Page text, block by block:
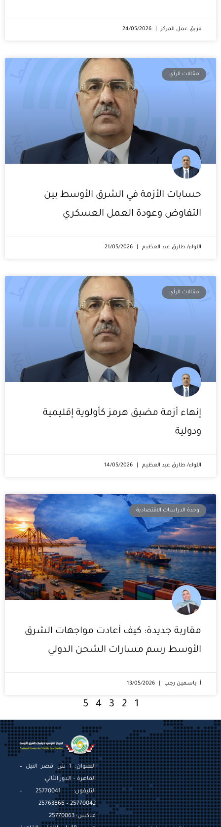
فريق عمل المركز
مقالات الرأي
حسابات الأزمة في الشرق الأوسط بين
التفاوض وعودة العمل العسكري
اللواء/ طارق عبد العظيم
مقالات الرأي
إنهاء أزمة مضيق هرمز كأولوية إقليمية
ودولية
اللواء/ طارق عبد العظيم
وحدة الدراسات الاقتصادية
مقاربة جديدة: كيف أعادت مواجهات الشرق
الأوسط رسم مسارات الشحن الدولي
أ. ياسمين رجب
1
2
3
4
5
العنوان: 1 ش قصر النيل –
القاهرة – الدور الثاني.
التليفون: 25770041 –
25770042 – 25763866
فـاكس: 25770063